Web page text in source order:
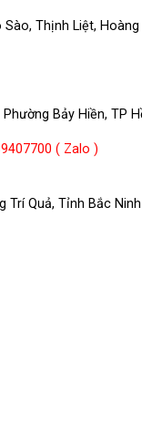
Thịnh Liệt, Hoàng
Bảy Hiền, TP
( Zalo )
Trí Quả, Tỉnh Bắc Ninh